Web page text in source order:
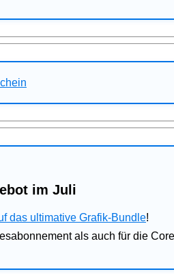
im Juli
das ultimative Grafik-Bundle!
als auch für die